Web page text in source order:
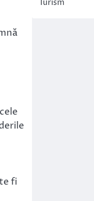
fi
Turism